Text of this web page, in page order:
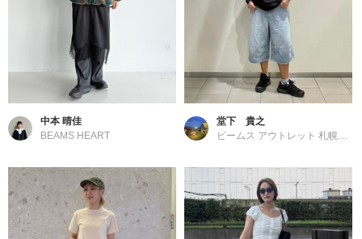
中本 晴佳
BEAMS HEART
堂下 貴之
ビームス アウトレット 札幌北広島